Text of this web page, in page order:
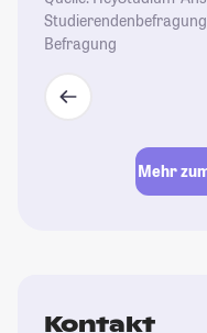
Befragung
Mehr
Kontakt